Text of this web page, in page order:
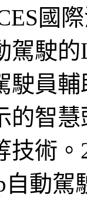
國
駕駛
駛員
的智
技術
自動